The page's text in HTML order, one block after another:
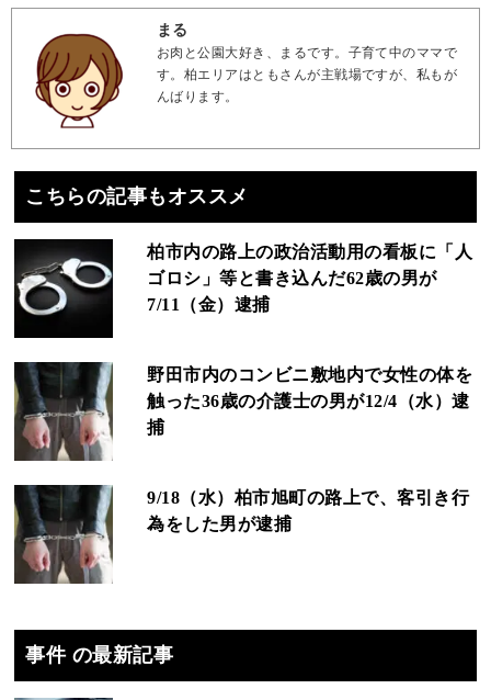
まる
お肉と公園大好き、まるです。子育て中のママで
す。柏エリアはともさんが主戦場ですが、私もが
んばります。
こちらの記事もオススメ
柏市内の路上の政治活動用の看板に「人
ゴロシ」等と書き込んだ62歳の男が
7/11（金）逮捕
野田市内のコンビニ敷地内で女性の体を
触った36歳の介護士の男が12/4（水）逮
捕
9/18（水）柏市旭町の路上で、客引き行
為をした男が逮捕
事件 の最新記事